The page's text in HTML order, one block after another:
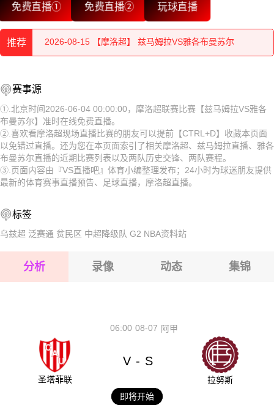
免费直播① 免费直播② 玩球直播
推荐
2026-08-15 【摩洛超】 兹马姆拉VS雅各布曼苏尔
2026-08-15 【摩洛超】 兹马姆拉VS雅各布曼苏尔
2026-08-15 【摩洛超】 兹马姆拉VS雅各布曼苏尔
2026-08-15 【摩洛超】 兹马姆拉VS雅各布曼苏尔
2026-08-14 【摩洛超】 兹马姆拉VS雅各布曼苏尔
2026-08-15 【摩洛超】 兹马姆拉VS雅各布曼苏尔
2026-08-15 【摩洛超】 兹马姆拉VS雅各布曼苏尔
2026-08-15 【摩洛超】 兹马姆拉VS雅各布曼苏尔
2026-08-15 【摩洛超】 兹马姆拉VS雅各布曼苏尔
赛事源
①.北京时间2026-06-04 00:00:00，摩洛超联赛比赛【兹马姆拉VS雅各
布曼苏尔】准时在线免费直播。
②.喜欢看摩洛超现场直播比赛的朋友可以提前【CTRL+D】收藏本页面
以免错过直播。还为您在本页面索引了相关摩洛超、兹马姆拉直播、雅各
布曼苏尔直播的近期比赛列表以及两队历史交锋、两队赛程。
③.页面内容由『VS直播吧』体育小编整理发布；24小时为球迷朋友提供
最新的体育赛事直播预告、足球直播，摩洛超直播。
标签
乌兹超 泛赛通 贫民区 中超降级队 G2 NBA资料站
分析 录像 动态 集锦
08-07
06:00 阿甲
圣塔菲联
V - S
拉努斯
即将开始